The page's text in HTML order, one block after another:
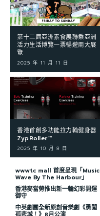
第十二屆亞洲素食展聯乘亞洲
活力生活博覽一票暢遊兩大展
覽
2025 年 11 月 11 日
香港首創多功能拉力輪健身器
ZypRoller™
2025 年 10 月 8 日
wwwtc mall 首度呈現「Music
Wave By The Harbour」
香港麥當勞推出新一輪幻彩開運
御守
中英劇團全新原創音樂劇《勇闖